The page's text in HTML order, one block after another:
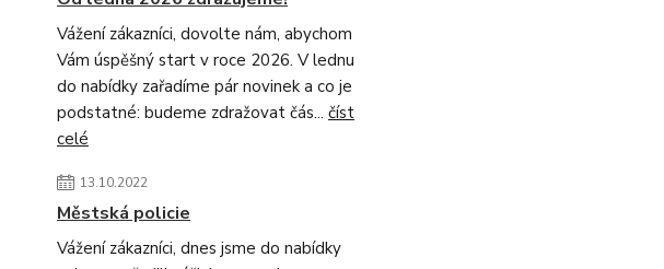
Vážení zákazníci, dovolte nám, abychom
Vám úspěšný start v roce 2026. V lednu
do nabídky zařadíme pár novinek a co je
podstatné: budeme zdražovat čás... číst
celé
13.10.2022
Městská policie
Vážení zákazníci, dnes jsme do nabídky